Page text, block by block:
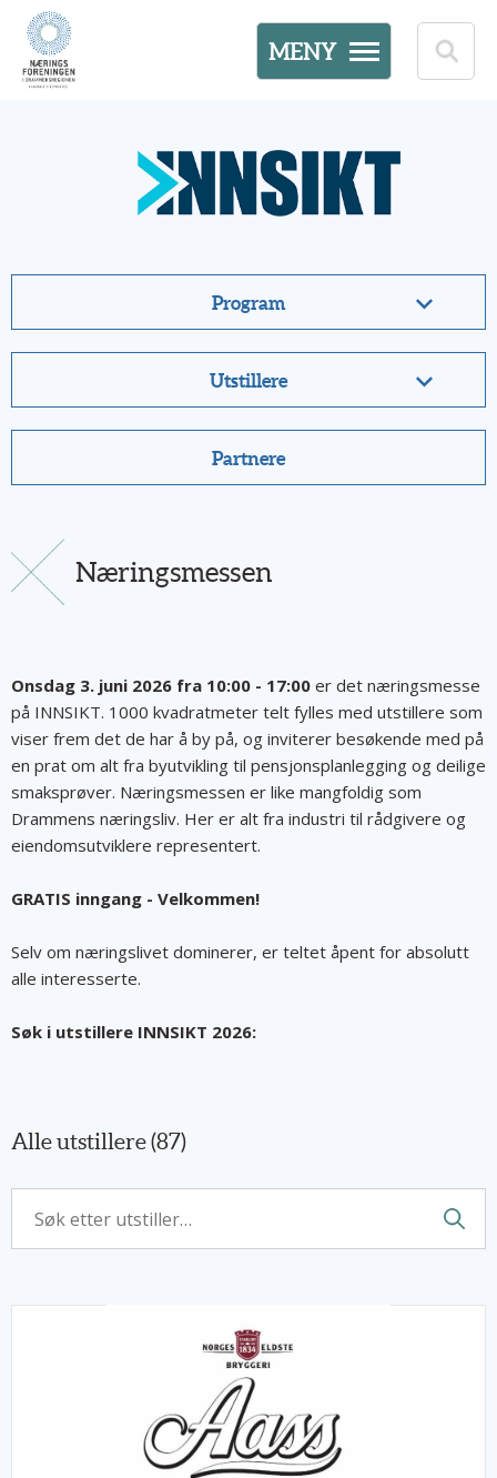
MENY
Program
Utstillere
Partnere
Næringsmessen
Onsdag 3. juni 2026 fra 10:00 - 17:00 er det næringsmesse
på INNSIKT. 1000 kvadratmeter telt fylles med utstillere som
viser frem det de har å by på, og inviterer besøkende med på
en prat om alt fra byutvikling til pensjonsplanlegging og deilige
smaksprøver. Næringsmessen er like mangfoldig som
Drammens næringsliv. Her er alt fra industri til rådgivere og
eiendomsutviklere representert.
GRATIS inngang - Velkommen!
Selv om næringslivet dominerer, er teltet åpent for absolutt
alle interesserte.
Søk i utstillere INNSIKT 2026:
Alle utstillere (87)